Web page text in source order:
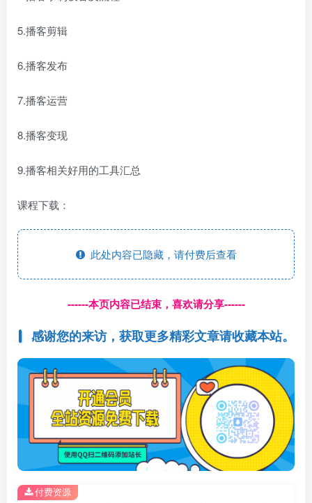
5.播客剪辑
6.播客发布
7.播客运营
8.播客变现
9.播客相关好用的工具汇总
课程下载：
此处内容已隐藏，请付费后查看
------本页内容已结束，喜欢请分享------
感谢您的来访，获取更多精彩文章请收藏本站。
付费资源